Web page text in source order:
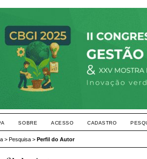
SOBRE ACESSO CADASTRO
>Pesquisa >Perfil do Autor